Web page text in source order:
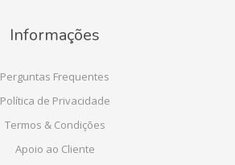
Informações
Perguntas Frequentes
Política de Privacidade
Termos & Condições
Apoio ao Cliente